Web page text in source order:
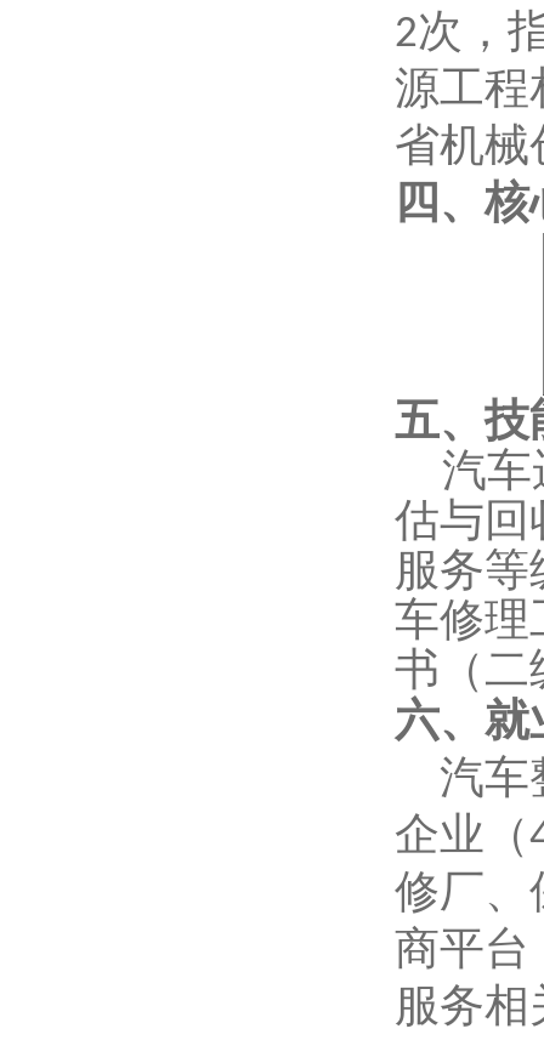
2次，
源工程
省机械
四、
五、技
汽车
估与回
服务等
车修理
书（二
六、就
汽车
企业（
修厂、
商平台
服务